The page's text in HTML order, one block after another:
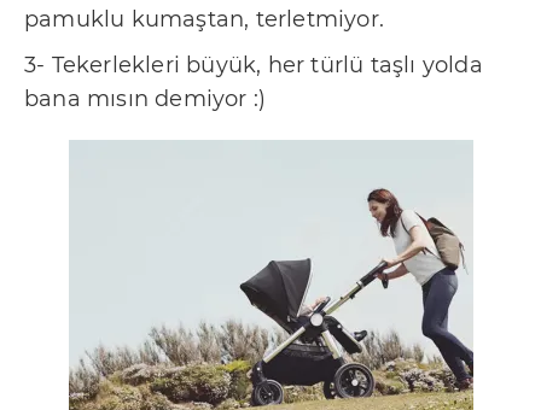
pamuklu kumaştan, terletmiyor.
3- Tekerlekleri büyük, her türlü taşlı yolda
bana mısın demiyor :)